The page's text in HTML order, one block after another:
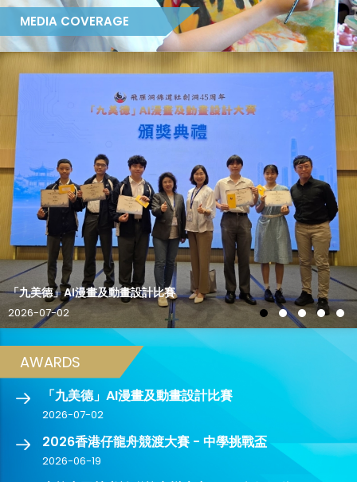
MEDIA COVERAGE
「九美德」AI漫畫及動畫設計比賽
2026-07-02
AWARDS
「九美德」AI漫畫及動畫設計比賽
2026-07-02
2026香港仔龍舟競渡大賽 - 中學挑戰盃
2026-06-19